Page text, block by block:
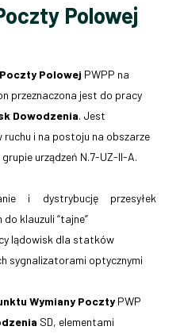
Polowej
Polowej PWPP na
przeznaczona jest do pracy
Dowodzenia. Jest
i na postoju na obszarze
urządzeń N.7-UZ-II-A.
i dystrybucję przesyłek
klauzuli “tajne”
lądowisk dla statków
sygnalizatorami optycznymi
Wymiany Poczty PWP
SD, elementami